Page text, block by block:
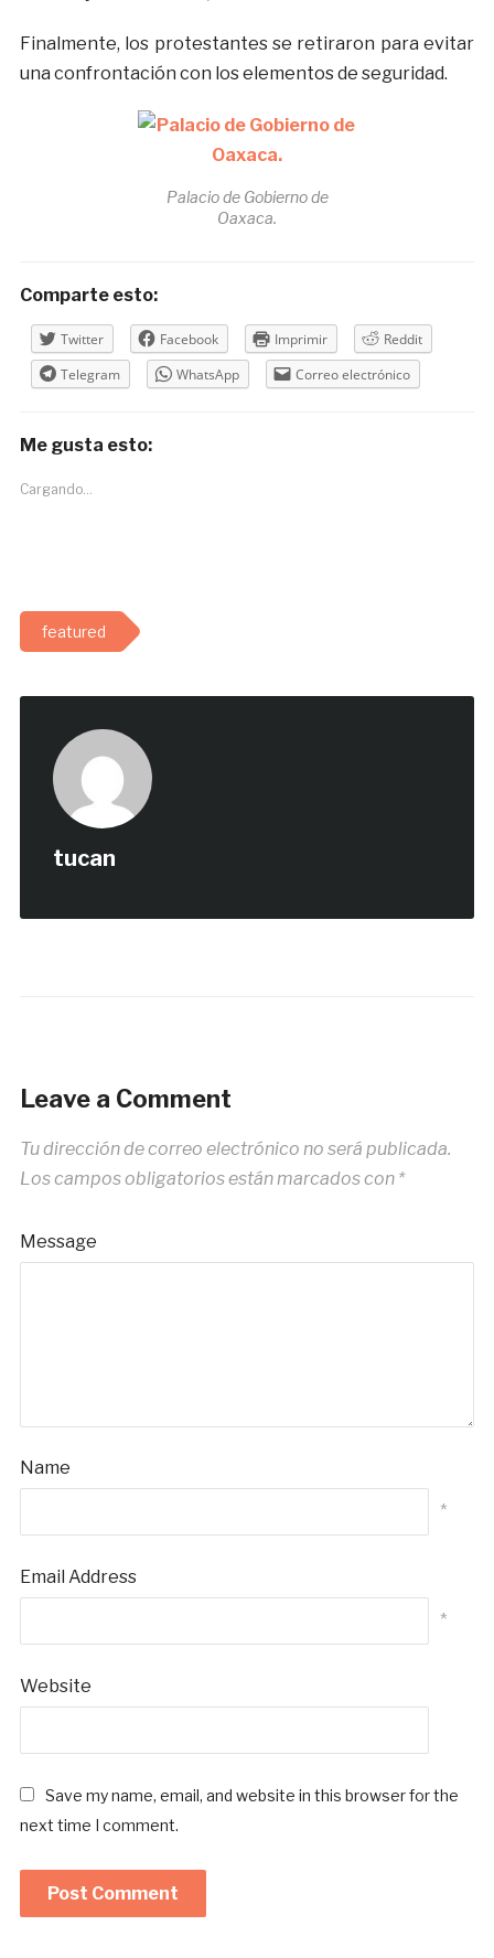
Finalmente, los protestantes se retiraron para evitar
una confrontación con los elementos de seguridad.
Palacio de Gobierno de
Oaxaca.
Comparte esto:
Twitter Facebook Imprimir
Reddit
Telegram
WhatsApp Correo electrónico
Me gusta esto:
Cargando...
featured
tucan
Leave a Comment
Tu dirección de correo electrónico no será publicada.
Los campos obligatorios están marcados con *
Message
Name
*
Email Address
*
Website
Save my name, email, and website in this browser for the
next time I comment.